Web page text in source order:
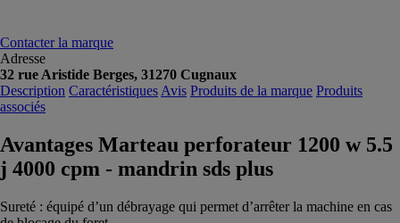
Contacter la marque
Adresse
32 rue Aristide Berges, 31270 Cugnaux
Description Caractéristiques Avis Produits de la marque Produits
associés
Avantages Marteau perforateur 1200 w 5.5
j 4000 cpm - mandrin sds plus
Sureté : équipé d’un débrayage qui permet d’arrêter la machine en cas